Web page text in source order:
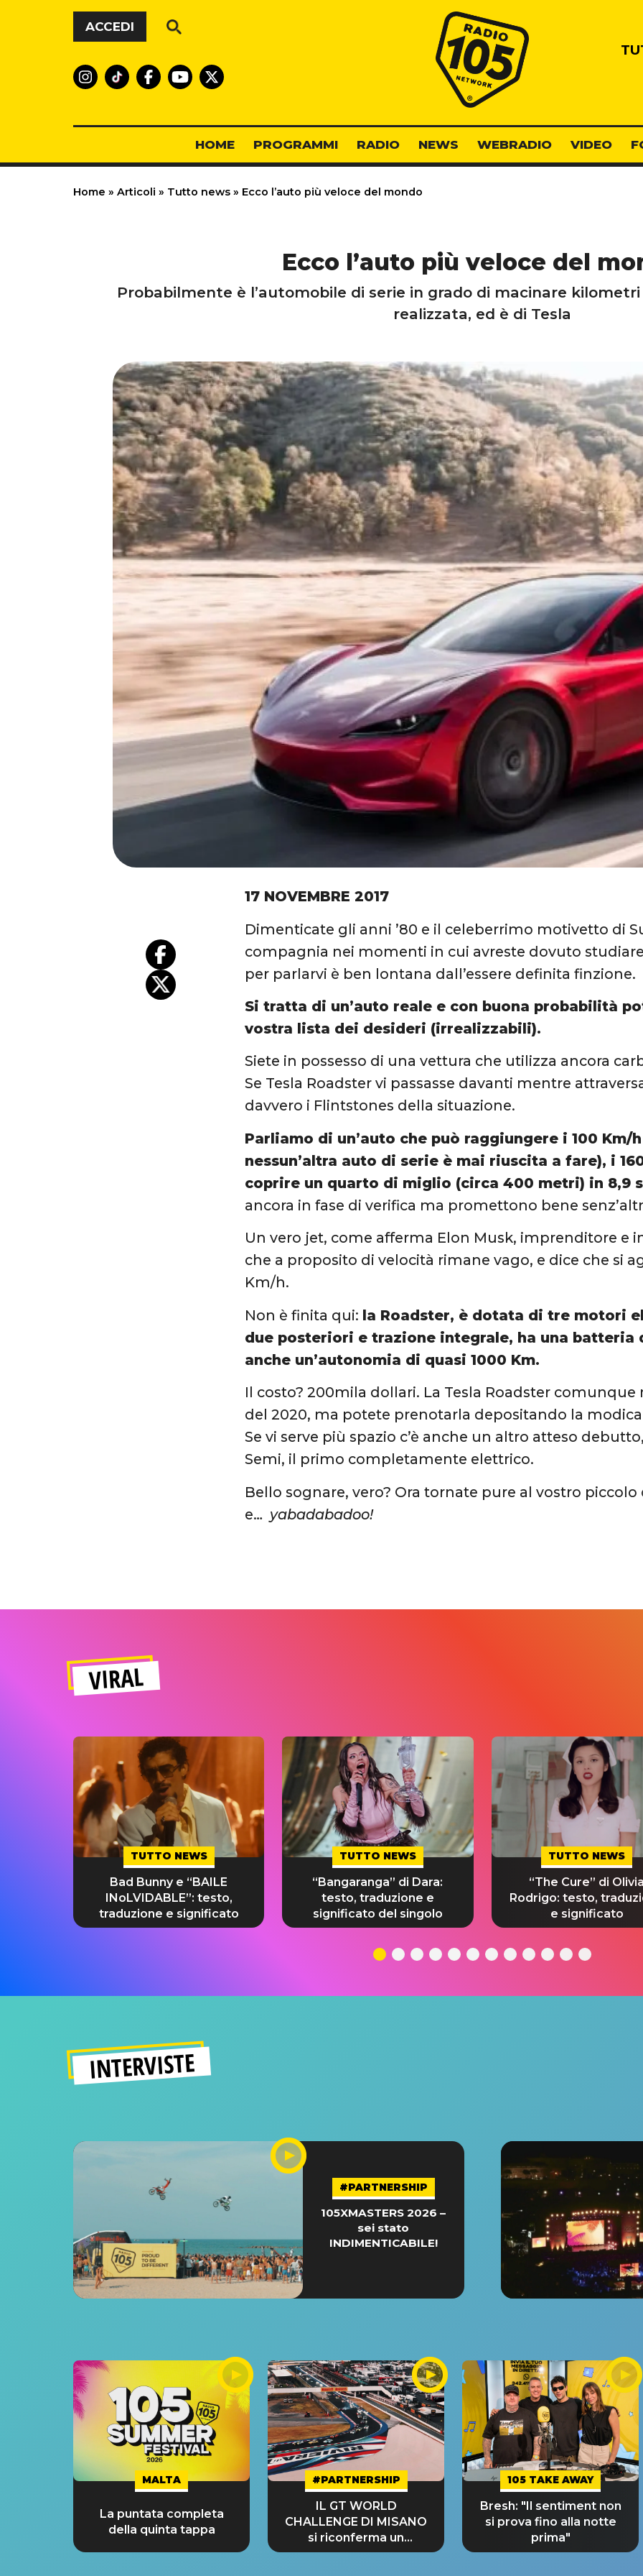
Vai al contenuto
ACCEDI
Radio 105
HOME PROGRAMMI RADIO NEWS WEBRADIO VIDEO
Home » Articoli » Tutto news » Ecco l’auto più veloce del mondo
Ecco l’auto più veloce del
Probabilmente è l’automobile di serie in grado di macinare
realizzata, ed è di Tesla
17 NOVEMBRE 2017
Dimenticate gli anni ’80 e il celeberrimo motivetto di
compagnia nei momenti in cui avreste dovuto
per parlarvi è ben lontana dall’essere definita finzione.
Si tratta di un’auto reale e con buona probabilità
vostra lista dei desideri (irrealizzabili).
Siete in possesso di una vettura che utilizza ancora
Se Tesla Roadster vi passasse davanti mentre
davvero i Flintstones della situazione.
Parliamo di un’auto che può raggiungere i 100 Km/
nessun’altra auto di serie è mai riuscita a fare), i
coprire un quarto di miglio (circa 400 metri) in 8,9
ancora in fase di verifica ma promettono bene
Un vero jet, come afferma Elon Musk, imprenditore e
che a proposito di velocità rimane vago, e dice che si
Km/h.
Non è finita qui: la Roadster, è dotata di tre motori
due posteriori e trazione integrale, ha una batteria
anche un’autonomia di quasi 1000 Km.
Il costo? 200mila dollari. La Tesla Roadster
del 2020, ma potete prenotarla depositando la
Se vi serve più spazio c’è anche un altro atteso
Semi, il primo completamente elettrico.
Bello sognare, vero? Ora tornate pure al vostro
e… yabadabadoo!
VIRAL
TUTTO NEWS
Bad Bunny e “BAILE
INoLVIDABLE”: testo,
traduzione e significato
TUTTO NEWS
“Bangaranga” di Dara:
testo, traduzione e
significato del singolo
TUTTO NEWS
“The Cure” di Olivia
Rodrigo: testo,
e significato
INTERVISTE
#PARTNERSHIP
105XMASTERS 2026 –
sei stato
INDIMENTICABILE!
MALTA
La puntata completa
della quinta tappa
#PARTNERSHIP
IL GT WORLD
CHALLENGE DI MISANO
si riconferma un
GRANDE SUCCESSO!
105 TAKE AWAY
Bresh: "Il sentiment non
si prova fino alla notte
prima"